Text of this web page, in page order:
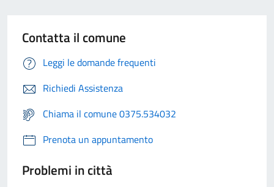
Contatta il comune
Leggi le domande frequenti
Richiedi Assistenza
Chiama il comune 0375.534032
Prenota un appuntamento
Problemi in città